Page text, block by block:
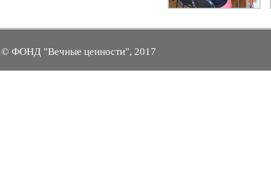
© ФОНД "Вечные ценности", 2017